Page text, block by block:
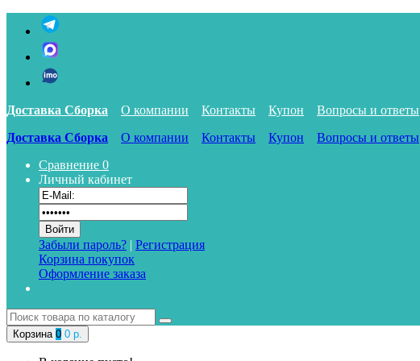
Доставка Сборка О компании Контакты Купон
Вопросы и ответы
Доставка Сборка
О компании Контакты Купон
Вопросы и ответы
Сравнение 0
Личный кабинет
Забыли пароль? | Регистрация
Корзина покупок
Оформление заказа
Корзина 0 0 р.